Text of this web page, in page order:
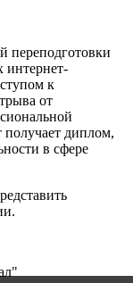
переподготовки
интернет-
к
от
получает диплом,
в сфере